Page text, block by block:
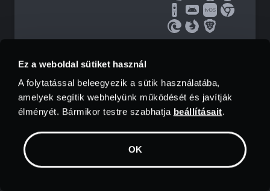
Ez a weboldal sütiket használ
A folytatással beleegyezik a sütik használatába,
amelyek segítik webhelyünk működését és javítják
élményét. Bármikor testre szabhatja beállításait.
OK
Hozzáadás$1.99/hó Vírusirtó
Válassza ki